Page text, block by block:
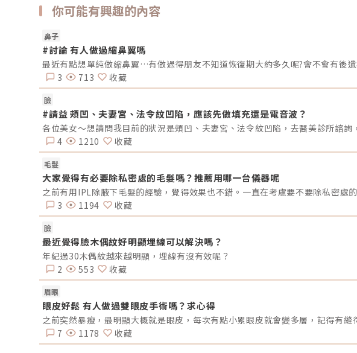
次與點位，並將治療邏輯系統化，讓力量的釋放更精準、更
貼近台灣民眾想要的自然拉提美感。美肌拉提斯
臨床經驗，重新架構改良的一套全臉肉毒分區注射系統：以
單瓶 abobotulinumtoxinA（ Dysport®，300 sU），作用
於「皮下層深面與扁平表情肌淺面之交界（L2/L3 淺層複合
帶）」層次，透過全臉力線釋放（Force-Vector Release,
FVR）平衡臉部肌肉的動態張力，達到自然拉提的訴求。肉
毒可以拉提嗎？肉毒拉提和埋線、拉皮手術這種「把組織主
動往上拉」的物理力量，或是電音波熱能的「緊緻拉提」不
同。肉毒拉提背後的邏輯，是源自肉毒桿菌素的藥理作用，
以抑制神經肌肉接合處乙醯膽鹼釋放的方式，藉由讓特定肌
肉放鬆，達到相對應美學調整的訴求。臉部本身是一個「上
提肌群」與「下拉肌群」彼此拮抗的力學系統。當下拉肌群
(例如 platysma、DAO、depressor septi、外側
orbicularis oculi 等)被適度放鬆後，原本一直在對抗它們的
上提肌群會相對佔優勢，外觀上就會呈現下顎線輪廓變利、
嘴角微揚、眉尾上提的視覺拉提效果。而「美肌拉提斯™」就
是整合肉毒對於「鬆開下拉力、讓上提肌勝出」的作用所發
展出的一套系統，適合輕度至中度、與肌肉張力相關的軟組
織下垂族群。若是骨架支撐流失或嚴重鬆弛，則適合藉由其
他相對應的療程，或是以複合式療程來治療。皮下層深面與
扁平表情肌淺面之交界美肌拉提斯鬆弛改善效果，上/術前；
下/術後4周美肌拉提斯™的效果是什麼？【美肌拉提斯】藉由
釋放特定的下降淺層肌肉，達到整體自然拉提的效果，能讓
臉部線條看起來順暢輕盈、眉眼更有精神、輪廓俐落更乾
淨。療程後的常見感受包括：下顎線比較清楚、嘴邊肉比較
不厚重、臉看起來比較不累、側臉線條比較順，拍照時臉型
比較俐落，有些人也會覺得臉變小、更加立體年輕唷！美肌
拉提斯動態張力改善效果，上/術前；下/術後4周更多美肌拉
提斯相關介紹：https://tresure-clinic.com/portfolio-
item/magilates/粹究美學團隊設計【美肌拉提斯】時，非
常重視「自然感」和「保留表情」。因此【美肌拉提斯】的
目標是達到全臉精準的張力平衡，不是透過抑制單一肌肉讓
臉變僵，所以不用擔心打完會有皮笑肉不笑的僵硬感喔！
動態表情展現優
皮擦」之暱稱，
結玻尿酸與天然
濕，還因鏈結玻
臉部豐盈感、持
灣市場，近期得
針』於2024年初
期；再者，它使
神力拉提』，使
線材精準送至臉
需求來定制個人
費者的安全與舒
你可能有興趣的內容
鼻子
#討論 有人做過縮鼻翼嗎
最近有點想單純做縮鼻翼…有做過得朋友不知道恢復期大約多久呢?會不會有後遺
3
713 收藏
臉
#請益 頰凹、夫妻宮、法令紋凹陷，應該先做填充還是電音波？
4 1210 收藏
毛髮
大家覺得有必要除私密處的毛髮嗎？推薦用哪一台儀器呢
之前有用IPL除腋下毛髮的經驗，覺得效果也不錯。一直在考慮要不要除私密處
3
1194 收藏
臉
最近覺得臉木偶紋好明顯埋線可以解決嗎？
年紀過30木偶紋越來越明顯，埋線有沒有效呢？
2
553 收藏
眉眼
眼皮好鬆 有人做過雙眼皮手術嗎？求心得
之前突然暴瘦，最明顯大概就是眼皮，每次有點小累眼皮就會變多層，記得有
7
1178 收藏